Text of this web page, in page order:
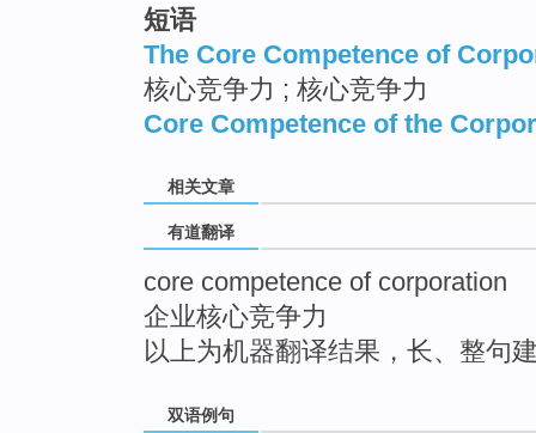
短语
The Core Competence of
核心竞争力 ; 核心竞争力
Core Competence of the
相关文章
有道翻译
core competence of corporation
企业核心竞争力
以上为机器翻译结果，长、整句
双语例句